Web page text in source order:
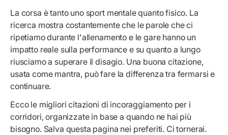
La corsa è tanto uno sport mentale quanto fisico. La
ricerca mostra costantemente che le parole che ci
ripetiamo durante l'allenamento e le gare hanno un
impatto reale sulla performance e su quanto a lungo
riusciamo a superare il disagio. Una buona citazione,
usata come mantra, può fare la differenza tra fermarsi e
continuare.
Ecco le migliori citazioni di incoraggiamento per i
corridori, organizzate in base a quando ne hai più
bisogno. Salva questa pagina nei preferiti. Ci tornerai.